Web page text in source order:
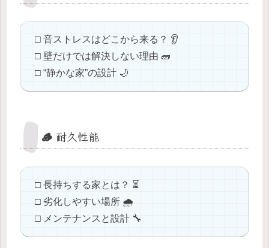
□ 音ストレスはどこから来る？ 👂
□ 壁だけでは解決しない理由 🧱
□ “静かな家”の設計 🌙
🪵 耐久性能
□ 長持ちする家とは？ ⏳
□ 劣化しやすい場所 🌧️
□ メンテナンスと設計 🔧